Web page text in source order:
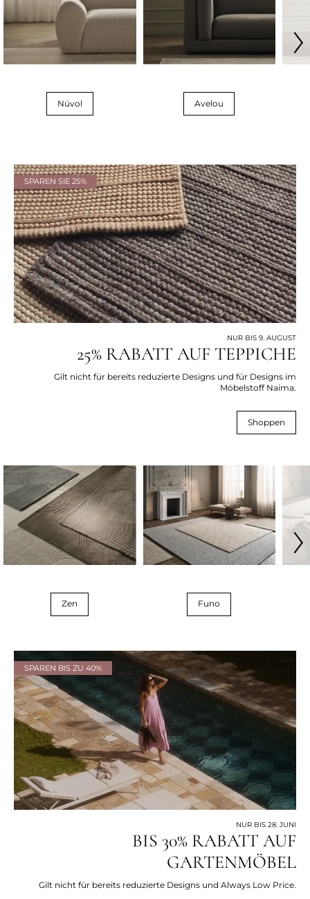
Núvol Avelou
SPAREN SIE 25%
NUR BIS 9. AUGUST
25% RABATT AUF TEPPICHE
Gilt nicht für bereits reduzierte Designs und für Designs im
Möbelstoff Naima.
Shoppen
Zen Funo
SPAREN BIS ZU 40%
NUR BIS 28. JUNI
BIS 30% RABATT AUF
GARTENMÖBEL
Gilt nicht für bereits reduzierte Designs und Always Low Price.